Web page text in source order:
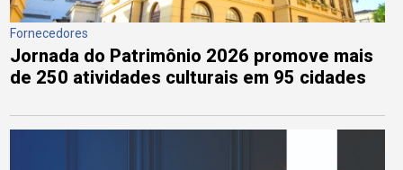
Fornecedores
Jornada do Patrimônio 2026 promove mais
de 250 atividades culturais em 95 cidades